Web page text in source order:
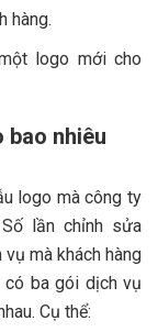
hàng.
logo mới cho
bao nhiêu
logo mà công ty
lần chỉnh sửa
mà khách hàng
có ba gói dịch vụ
Cụ thể: